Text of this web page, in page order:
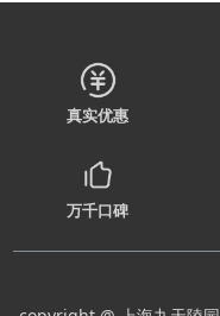
真实优惠
万千口碑